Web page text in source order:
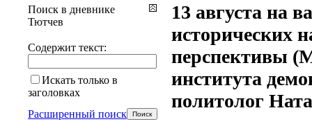
13 августа на
исторических
перспективы
института
политолог
Поиск в дневнике
Тютчев
Содержит текст:
Искать только в
заголовках
Расширенный поиск